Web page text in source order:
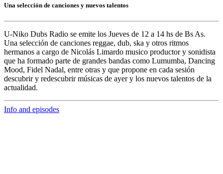
Una selección de canciones y nuevos talentos
U-Niko Dubs Radio se emite los Jueves de 12 a 14 hs de Bs As.
Una selección de canciones reggae, dub, ska y otros ritmos
hermanos a cargo de Nicolás Limardo musico productor y sonidista
que ha formado parte de grandes bandas como Lumumba, Dancing
Mood, Fidel Nadal, entre otras y que propone en cada sesión
descubrir y redescubrir músicas de ayer y los nuevos talentos de la
actualidad.
Info and episodes